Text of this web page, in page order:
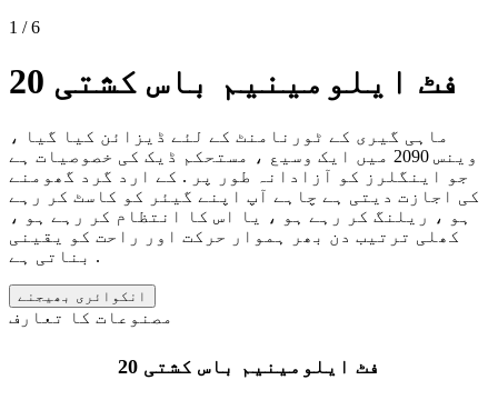
1 / 6
20 فٹ ایلومینیم باس کشتی
ماہی گیری کے ٹورنامنٹ کے لئے ڈیزائن کیا گیا ،
وینس 2090 میں ایک وسیع ، مستحکم ڈیک کی خصوصیات ہے
جو اینگلرز کو آزادانہ طور پر . کے ارد گرد گھومنے
کی اجازت دیتی ہے چاہے آپ اپنے گیئر کو کاسٹ کر رہے
ہو ، ریلنگ کر رہے ہو ، یا اس کا انتظام کر رہے ہو ،
کھلی ترتیب دن بھر ہموار حرکت اور راحت کو یقینی
بناتی ہے .
انکوائری بھیجنے
مصنوعات کا تعارف
20 فٹ ایلومینیم باس کشتی